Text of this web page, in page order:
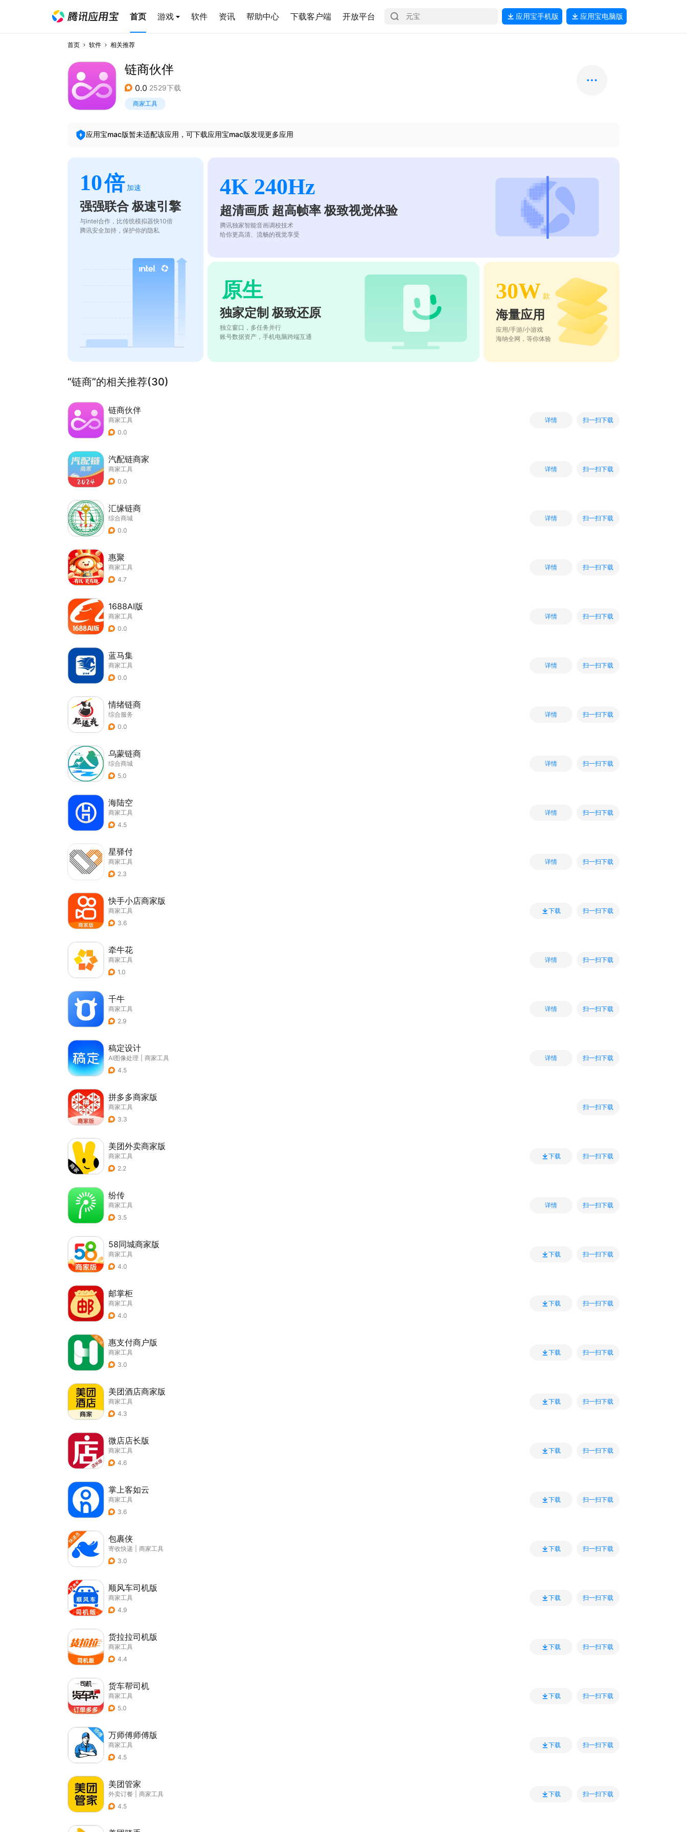
首页 游戏 软件 资讯 帮助中心 下载客户端 开放平台 应用宝手机版 应用宝电脑版
首页 软件 相关推荐
链商伙伴
0.0 2529下载
商家工具
应用宝mac版暂未适配该应用，可下载应用宝mac版发现更多应用
10倍 加速
强强联合 极速引擎
与intel合作，比传统模拟器快10倍
腾讯安全加持，保护你的隐私
4K 240Hz
超清画质 超高帧率 极致视觉体验
腾讯独家智能音画调校技术
给你更高清、流畅的视觉享受
原生
独家定制 极致还原
独立窗口，多任务并行
账号数据资产，手机电脑跨端互通
30W 款
海量应用
应用/手游/小游戏
海纳全网，等你体验
“链商”的相关推荐(30)
链商伙伴
商家工具
0.0
详情 扫一扫下载
汽配链商家
商家工具
0.0
详情 扫一扫下载
汇缘链商
综合商城
0.0
详情 扫一扫下载
惠聚
商家工具
4.7
详情 扫一扫下载
1688AI版
商家工具
0.0
详情 扫一扫下载
蓝马集
商家工具
0.0
详情 扫一扫下载
情绪链商
综合服务
0.0
详情 扫一扫下载
乌蒙链商
综合商城
5.0
详情 扫一扫下载
海陆空
商家工具
4.5
详情 扫一扫下载
星驿付
商家工具
2.3
详情 扫一扫下载
快手小店商家版
商家工具
3.6
下载 扫一扫下载
牵牛花
商家工具
1.0
详情 扫一扫下载
千牛
商家工具
2.9
详情 扫一扫下载
稿定设计
AI图像处理
商家工具
4.5
详情 扫一扫下载
拼多多商家版
商家工具
3.3
扫一扫下载
美团外卖商家版
商家工具
2.2
下载 扫一扫下载
纷传
商家工具
3.5
详情 扫一扫下载
58同城商家版
商家工具
4.0
下载 扫一扫下载
邮掌柜
商家工具
4.0
下载 扫一扫下载
惠支付商户版
商家工具
3.0
下载 扫一扫下载
美团酒店商家版
商家工具
4.3
下载 扫一扫下载
微店店长版
商家工具
4.6
下载 扫一扫下载
掌上客如云
商家工具
3.6
下载 扫一扫下载
包裹侠
寄收快递
商家工具
3.0
下载 扫一扫下载
顺风车司机版
商家工具
4.9
下载 扫一扫下载
货拉拉司机版
商家工具
4.4
下载 扫一扫下载
货车帮司机
商家工具
5.0
下载 扫一扫下载
万师傅师傅版
商家工具
4.5
下载 扫一扫下载
美团管家
外卖订餐
商家工具
4.5
下载 扫一扫下载